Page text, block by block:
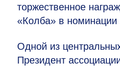
торжественное
«Колба» в
Одной из
Президент